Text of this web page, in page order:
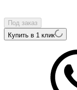
Под заказ
Купить в 1 клик